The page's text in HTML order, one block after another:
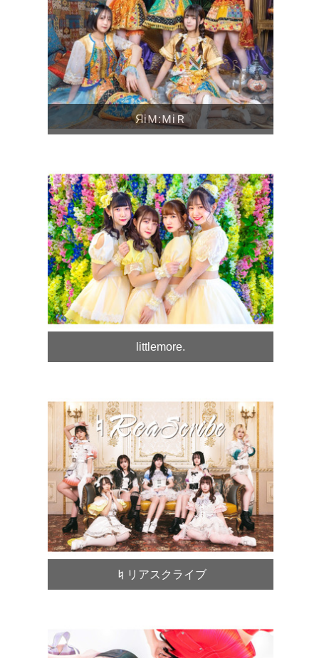
ЯiＭ:ＭiＲ
littlemore.
♮リアスクライブ